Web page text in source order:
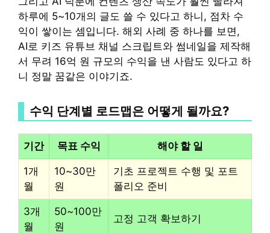
하루에 5~10개의 글도 쓸 수 있다고 하니, 점차 수
익이 쌓이는 셈입니다. 해외 사례 중 하나를 보면,
AI로 키즈 유튜브 채널 스크립트와 썸네일을 제작해
서 무려 16억 원 규모의 수익을 낸 사람도 있다고 하
니 정말 꿈같은 이야기죠.
수익 단계별 로드맵은 어떻게 될까요?
기간 목표 수익 해야 할 일
1개
월
10~30만
원
기초 프로젝트 수행 및 포트
폴리오 준비
3개
월
50~100만
원
고정 고객 확보하기